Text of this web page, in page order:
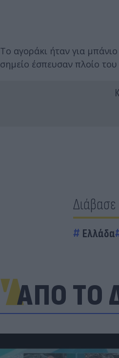
Το αγοράκι ήταν για
σημείο έσπευσαν πλοίο
Ελλάδα
ΑΠΟ ΤΟ